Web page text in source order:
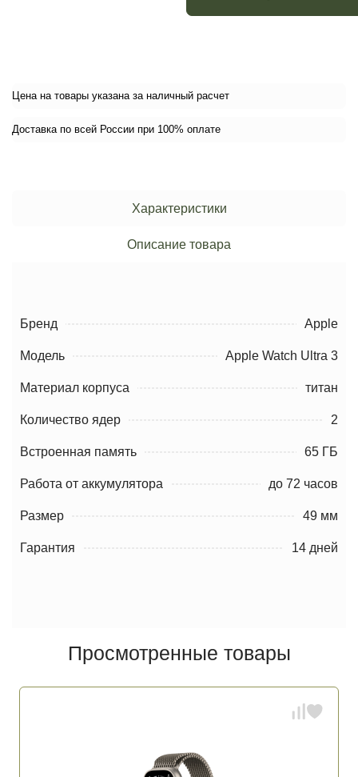
Цена на товары указана за наличный расчет
Доставка по всей России при 100% оплате
Характеристики
Описание товара
Бренд Apple
Модель Apple Watch Ultra 3
Материал корпуса титан
Количество ядер 2
Встроенная память 65 ГБ
Работа от аккумулятора до 72 часов
Размер 49 мм
Гарантия 14 дней
Просмотренные товары